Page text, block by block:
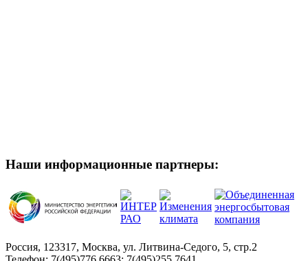
Наши информационные партнеры:
Россия, 123317, Москва, ул. Литвина-Седого, 5, стр.2